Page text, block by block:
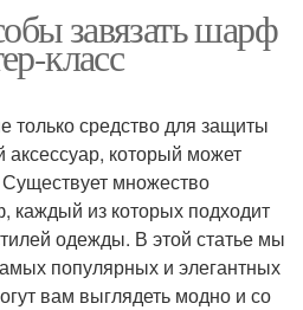
завязать шарф
класс
средство для защиты
аксессуар, который может
множество
каждый из которых подходит
одежды. В этой статье мы
популярных и элегантных
вам выглядеть модно и со